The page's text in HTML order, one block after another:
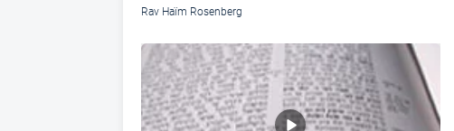
Rav Haïm Rosenberg